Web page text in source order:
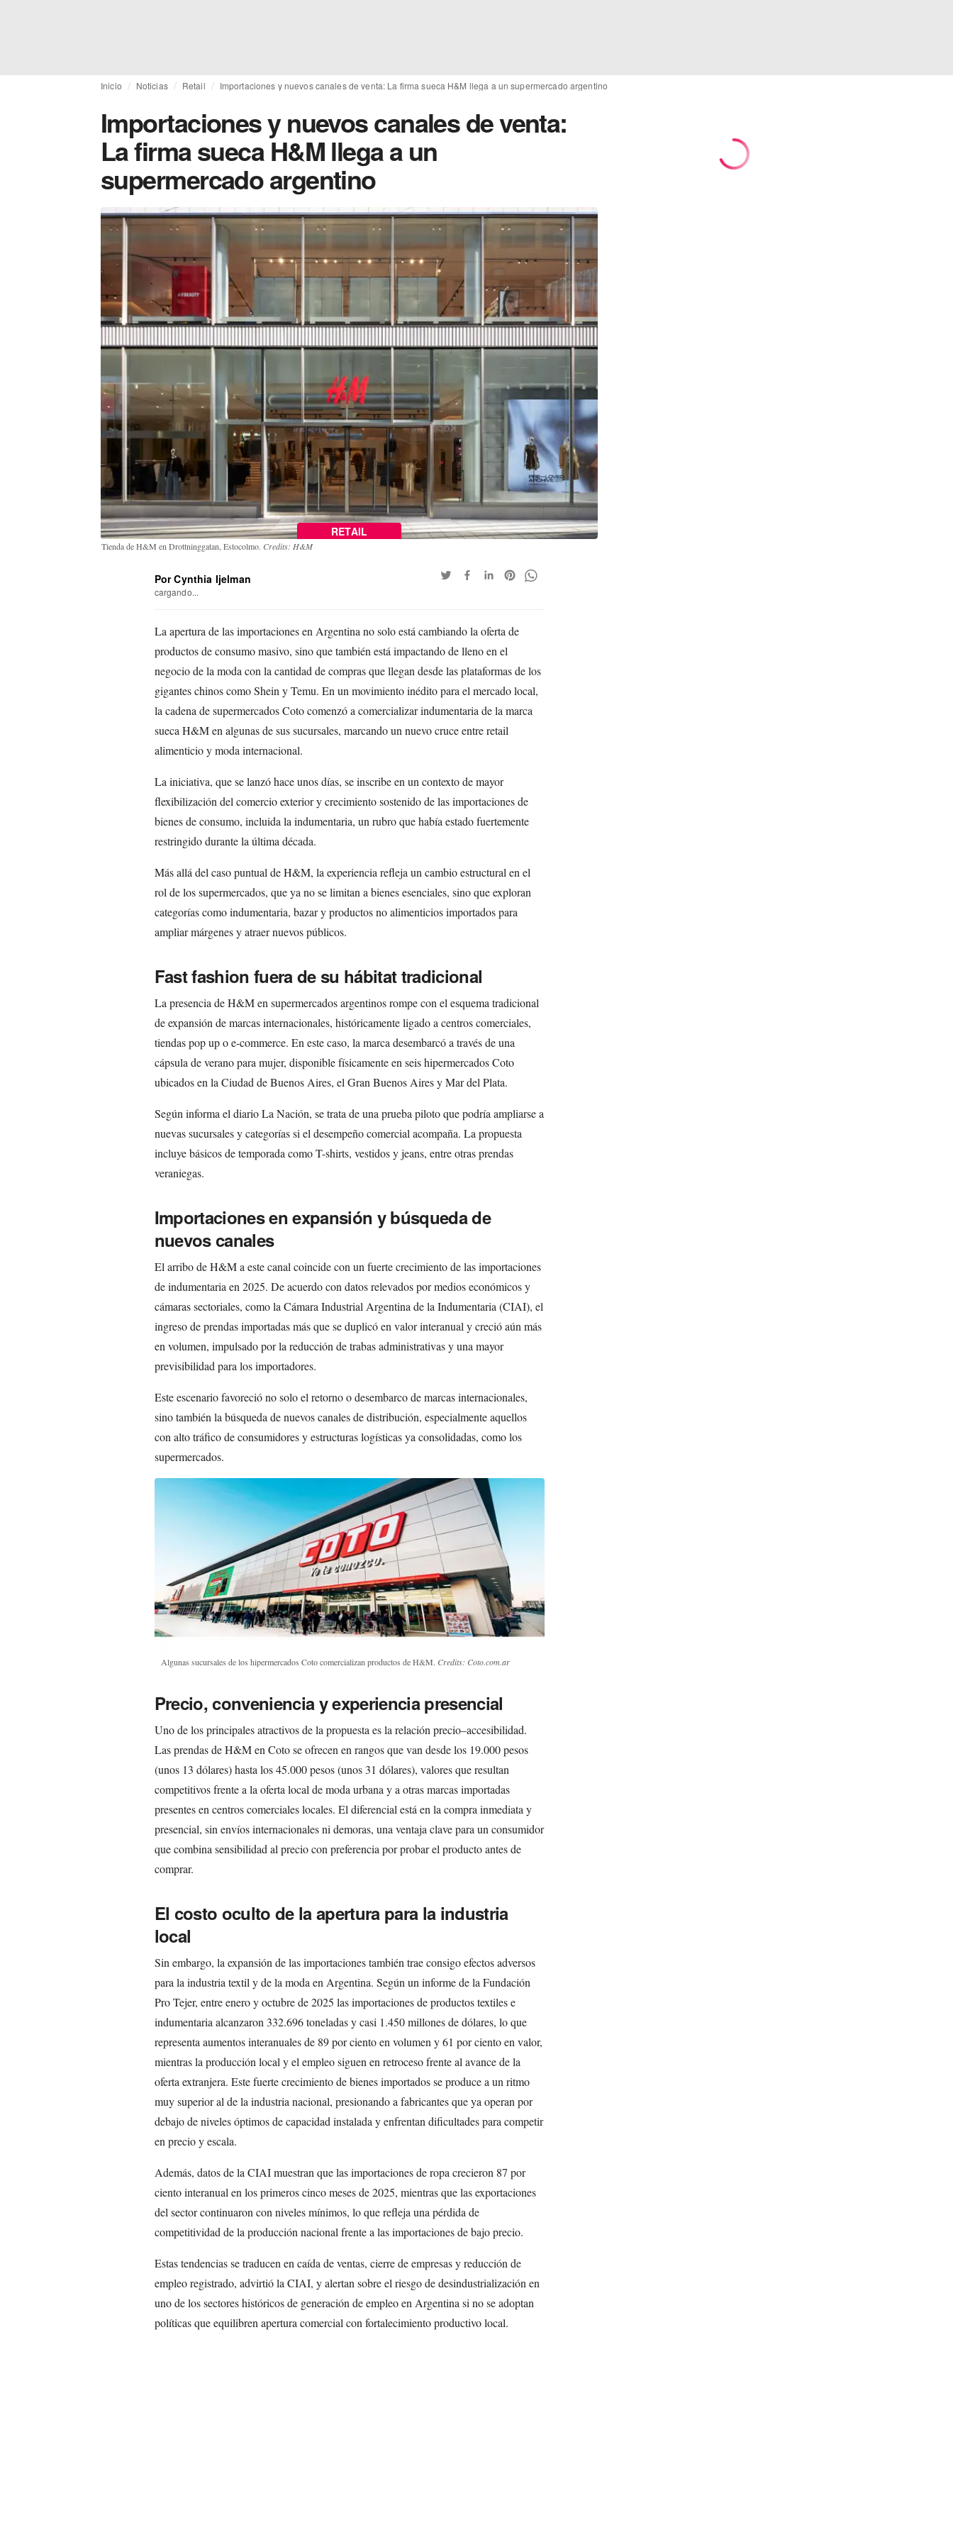
Inicio Noticias Retail Importaciones y nuevos canales de venta: La firma sueca H&M llega a un supermercado argentino
Importaciones y nuevos canales de venta:
La firma sueca H&M llega a un
supermercado argentino
RETAIL
Tienda de H&M en Drottninggatan, Estocolmo. Credits: H&M
Por Cynthia Ijelman
cargando...
La apertura de las importaciones en Argentina no solo está cambiando la oferta de
productos de consumo masivo, sino que también está impactando de lleno en el
negocio de la moda con la cantidad de compras que llegan desde las plataformas de los
gigantes chinos como Shein y Temu. En un movimiento inédito para el mercado local,
la cadena de supermercados Coto comenzó a comercializar indumentaria de la marca
sueca H&M en algunas de sus sucursales, marcando un nuevo cruce entre retail
alimenticio y moda internacional.
La iniciativa, que se lanzó hace unos días, se inscribe en un contexto de mayor
flexibilización del comercio exterior y crecimiento sostenido de las importaciones de
bienes de consumo, incluida la indumentaria, un rubro que había estado fuertemente
restringido durante la última década.
Más allá del caso puntual de H&M, la experiencia refleja un cambio estructural en el
rol de los supermercados, que ya no se limitan a bienes esenciales, sino que exploran
categorías como indumentaria, bazar y productos no alimenticios importados para
ampliar márgenes y atraer nuevos públicos.
Fast fashion fuera de su hábitat tradicional
La presencia de H&M en supermercados argentinos rompe con el esquema tradicional
de expansión de marcas internacionales, históricamente ligado a centros comerciales,
tiendas pop up o e-commerce. En este caso, la marca desembarcó a través de una
cápsula de verano para mujer, disponible físicamente en seis hipermercados Coto
ubicados en la Ciudad de Buenos Aires, el Gran Buenos Aires y Mar del Plata.
Según informa el diario La Nación, se trata de una prueba piloto que podría ampliarse a
nuevas sucursales y categorías si el desempeño comercial acompaña. La propuesta
incluye básicos de temporada como T-shirts, vestidos y jeans, entre otras prendas
veraniegas.
Importaciones en expansión y búsqueda de
nuevos canales
El arribo de H&M a este canal coincide con un fuerte crecimiento de las importaciones
de indumentaria en 2025. De acuerdo con datos relevados por medios económicos y
cámaras sectoriales, como la Cámara Industrial Argentina de la Indumentaria (CIAI), el
ingreso de prendas importadas más que se duplicó en valor interanual y creció aún más
en volumen, impulsado por la reducción de trabas administrativas y una mayor
previsibilidad para los importadores.
Este escenario favoreció no solo el retorno o desembarco de marcas internacionales,
sino también la búsqueda de nuevos canales de distribución, especialmente aquellos
con alto tráfico de consumidores y estructuras logísticas ya consolidadas, como los
supermercados.
Algunas sucursales de los hipermercados Coto comercializan productos de H&M. Credits: Coto.com.ar
Precio, conveniencia y experiencia presencial
Uno de los principales atractivos de la propuesta es la relación precio–accesibilidad.
Las prendas de H&M en Coto se ofrecen en rangos que van desde los 19.000 pesos
(unos 13 dólares) hasta los 45.000 pesos (unos 31 dólares), valores que resultan
competitivos frente a la oferta local de moda urbana y a otras marcas importadas
presentes en centros comerciales locales. El diferencial está en la compra inmediata y
presencial, sin envíos internacionales ni demoras, una ventaja clave para un consumidor
que combina sensibilidad al precio con preferencia por probar el producto antes de
comprar.
El costo oculto de la apertura para la industria
local
Sin embargo, la expansión de las importaciones también trae consigo efectos adversos
para la industria textil y de la moda en Argentina. Según un informe de la Fundación
Pro Tejer, entre enero y octubre de 2025 las importaciones de productos textiles e
indumentaria alcanzaron 332.696 toneladas y casi 1.450 millones de dólares, lo que
representa aumentos interanuales de 89 por ciento en volumen y 61 por ciento en valor,
mientras la producción local y el empleo siguen en retroceso frente al avance de la
oferta extranjera. Este fuerte crecimiento de bienes importados se produce a un ritmo
muy superior al de la industria nacional, presionando a fabricantes que ya operan por
debajo de niveles óptimos de capacidad instalada y enfrentan dificultades para competir
en precio y escala.
Además, datos de la CIAI muestran que las importaciones de ropa crecieron 87 por
ciento interanual en los primeros cinco meses de 2025, mientras que las exportaciones
del sector continuaron con niveles mínimos, lo que refleja una pérdida de
competitividad de la producción nacional frente a las importaciones de bajo precio.
Estas tendencias se traducen en caída de ventas, cierre de empresas y reducción de
empleo registrado, advirtió la CIAI, y alertan sobre el riesgo de desindustrialización en
uno de los sectores históricos de generación de empleo en Argentina si no se adoptan
políticas que equilibren apertura comercial con fortalecimiento productivo local.